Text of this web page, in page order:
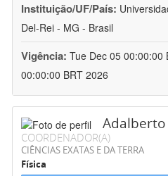
Instituição/UF/País:
Del-Rei - MG - Brasil
Vigência: Tue Dec 05 00:00:00
00:00:00 BRT 2026
Adalberto
COORDENADOR(A)
CIÊNCIAS EXATAS E DA TERRA
Física